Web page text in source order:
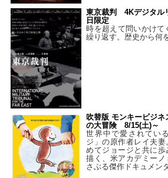
東京裁判 4Kデジタル
日限定
時を超えて問いかけ
繰り返す。歴史から何
吹替版 モンキービジ
の大冒険 8/15(土)～
世界中で愛されてい
ジ」の原作者レイ夫
めてジョージと共に
描く、米アカデミー
さぶる傑作ドキュメン